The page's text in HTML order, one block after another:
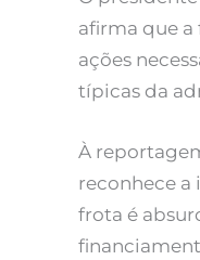
afirma que
ações
típicas da
À
reconhece a
frota é